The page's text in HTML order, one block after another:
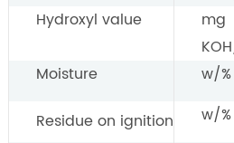
Hydroxyl value
mg
Moisture w/%
Residue on ignition
w/%